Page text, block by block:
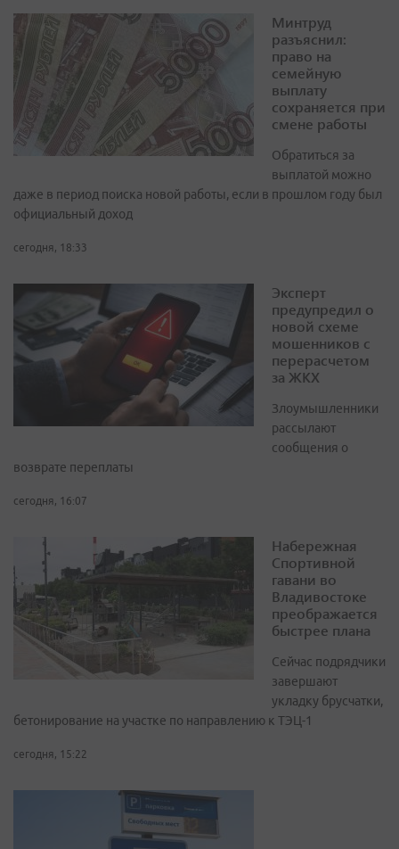
Минтруд
разъяснил:
право на
семейную
выплату
сохраняется при
смене работы
Обратиться за
выплатой можно
даже в период поиска новой работы, если в прошлом году был
официальный доход
сегодня, 18:33
Эксперт
предупредил о
новой схеме
мошенников с
перерасчетом
за ЖКХ
Злоумышленники
рассылают
сообщения о
возврате переплаты
сегодня, 16:07
Набережная
Спортивной
гавани во
Владивостоке
преображается
быстрее плана
Сейчас подрядчики
завершают
укладку брусчатки,
бетонирование на участке по направлению к ТЭЦ-1
сегодня, 15:22